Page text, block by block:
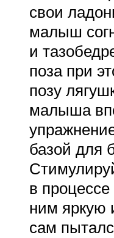
свои
малыш
и
поза при
позу
малыша
базой для
в
ним яркую
сам